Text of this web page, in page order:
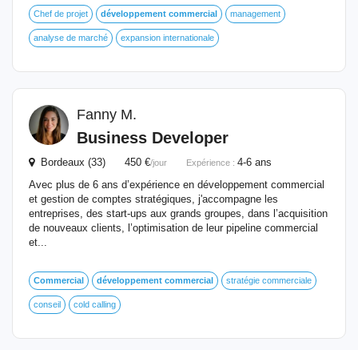
Chef de projet développement commercial management
analyse de marché expansion internationale
Fanny M.
Business Developer
Bordeaux (33) 450 €/jour Expérience : 4-6 ans
Avec plus de 6 ans d’expérience en développement commercial
et gestion de comptes stratégiques, j'accompagne les
entreprises, des start-ups aux grands groupes, dans l’acquisition
de nouveaux clients, l’optimisation de leur pipeline commercial
et...
Commercial développement commercial stratégie commerciale
conseil cold calling